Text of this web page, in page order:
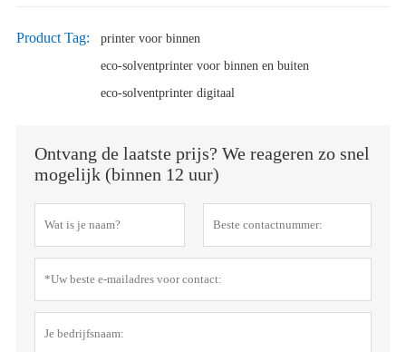
Product Tag:
printer voor binnen
eco-solventprinter voor binnen en buiten
eco-solventprinter digitaal
Ontvang de laatste prijs? We reageren zo snel
mogelijk (binnen 12 uur)